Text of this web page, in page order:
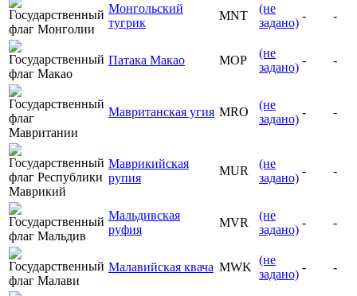
Монгольский
тугрик
MNT
(не
задано)
- -
Патака Макао MOP
(не
задано)
- -
Мавританская угия MRO
(не
задано)
- -
Маврикийская
рупия
MUR
(не
задано)
- -
Мальдивская
руфия
MVR
(не
задано)
- -
Малавийская квача MWK
(не
задано)
- -